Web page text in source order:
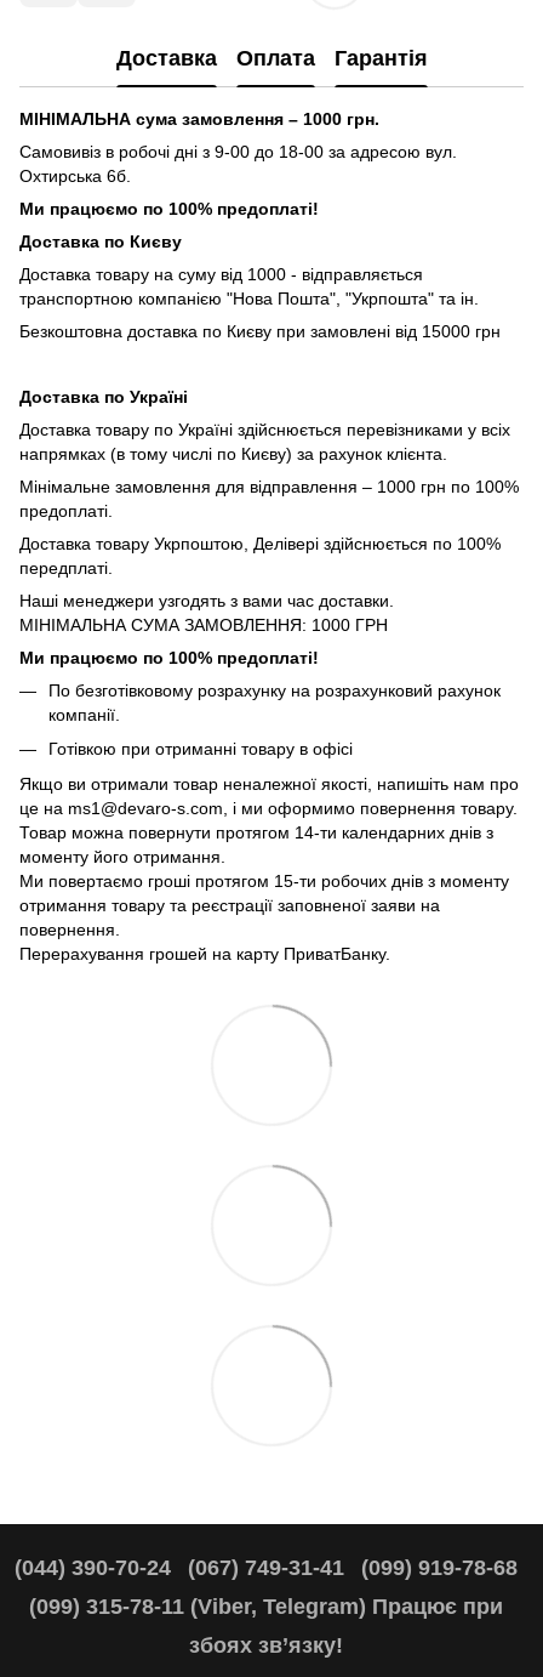
Доставка Оплата Гарантія
МІНІМАЛЬНА сума замовлення – 1000 грн.
Самовивіз в робочі дні з 9-00 до 18-00 за адресою вул.
Охтирська 6б.
Ми працюємо по 100% предоплаті!
Доставка по Києву
Доставка товару на суму від 1000 - відправляється
транспортною компанією "Нова Пошта", "Укрпошта" та ін.
Безкоштовна доставка по Києву при замовлені від 15000 грн
Доставка по Україні
Доставка товару по Україні здійснюється перевізниками у всіх
напрямках (в тому числі по Києву) за рахунок клієнта.
Мінімальне замовлення для відправлення – 1000 грн по 100%
предоплаті.
Доставка товару Укрпоштою, Делівері здійснюється по 100%
передплаті.
Наші менеджери узгодять з вами час доставки.
МІНІМАЛЬНА СУМА ЗАМОВЛЕННЯ: 1000 ГРН
Ми працюємо по 100% предоплаті!
По безготівковому розрахунку на розрахунковий рахунок
компанії.
Готівкою при отриманні товару в офісі
Якщо ви отримали товар неналежної якості, напишіть нам про
це на ms1@devaro-s.com, і ми оформимо повернення товару.
Товар можна повернути протягом 14-ти календарних днів з
моменту його отримання.
Ми повертаємо гроші протягом 15-ти робочих днів з моменту
отримання товару та реєстрації заповненої заяви на
повернення.
Перерахування грошей на карту ПриватБанку.
(044) 390-70-24 (067) 749-31-41
(099) 919-78-68
(099) 315-78-11 (Viber, Telegram) Працює при
збоях зв’язку!